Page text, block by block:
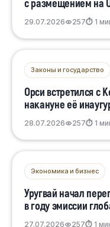
с размещением на
29.07.2026 257⏱ 1
Законы и государство
Орси встретился с
накануне её
28.07.2026 257⏱ 1
Экономика и бизнес
Уругвай начал
в году эмиссии
27.07.2026 257⏱ 1